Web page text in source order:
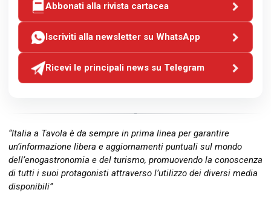
Abbonati alla rivista cartacea
Iscriviti alla newsletter su WhatsApp
Ricevi le principali news su Telegram
“Italia a Tavola è da sempre in prima linea per garantire
un’informazione libera e aggiornamenti puntuali sul mondo
dell’enogastronomia e del turismo, promuovendo la conoscenza
di tutti i suoi protagonisti attraverso l’utilizzo dei diversi media
disponibili”